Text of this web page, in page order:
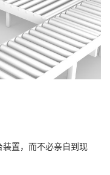
置，而不必亲自到现